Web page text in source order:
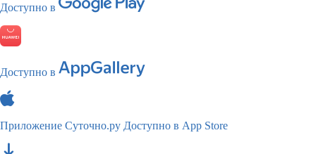
Доступно в
Доступно в
Приложение Суточно.ру Доступно в App Store